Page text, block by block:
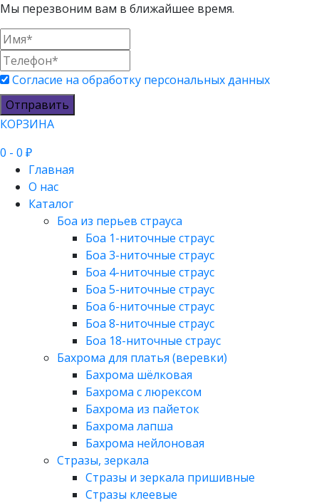
Мы перезвоним вам в ближайшее время.
Согласие на обработку персональных данных
Отправить
КОРЗИНА
0 - 0 ₽
Главная
О нас
Каталог
Боа из перьев страуса
Боа 1-ниточные страус
Боа 3-ниточные страус
Боа 4-ниточные страус
Боа 5-ниточные страус
Боа 6-ниточные страус
Боа 8-ниточные страус
Боа 18-ниточные страус
Бахрома для платья (веревки)
Бахрома шёлковая
Бахрома с люрексом
Бахрома из пайеток
Бахрома лапша
Бахрома нейлоновая
Стразы, зеркала
Стразы и зеркала пришивные
Стразы клеевые